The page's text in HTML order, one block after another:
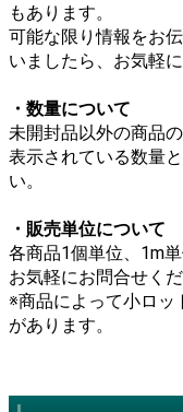
もあります。
可能な限り情報をお
いましたら、お気軽
・数量について
未開封品以外の商品
表示されている数量
い。
・販売単位について
各商品1個単位、1m
お気軽にお問合せくだ
※商品によって小ロッ
があります。